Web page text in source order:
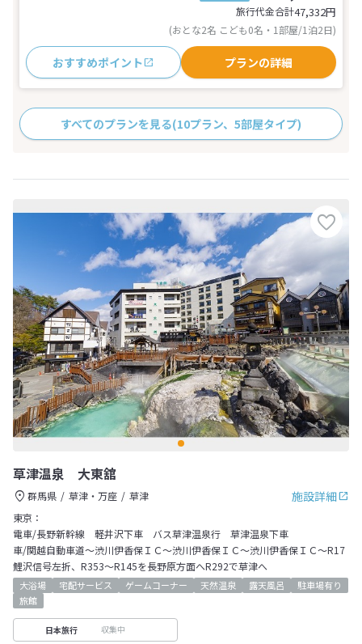
旅行代金合計47,332円
(おとな2名 こども0名・1部屋/1泊2日)
おすすめポイント プランの詳細
すべてのプランを見る(10プラン、5部屋タイプ)
草津温泉 大東舘
施設詳細
群馬県 草津・万座
草津
東京：
電車/長野新幹線 軽井沢下車 バス草津温泉行 草津温泉下車
車/関越自動車道～渋川伊香保ＩＣ～渋川伊香保ＩＣ～渋川伊香保ＩＣ～R17
鯉沢信号左折、R353～R145を長野原方面へR292で草津へ
大浴場 宅配サービス ゲームコーナー 天然温泉 露天風呂
駐車場有り
旅館
日本旅行 収集中